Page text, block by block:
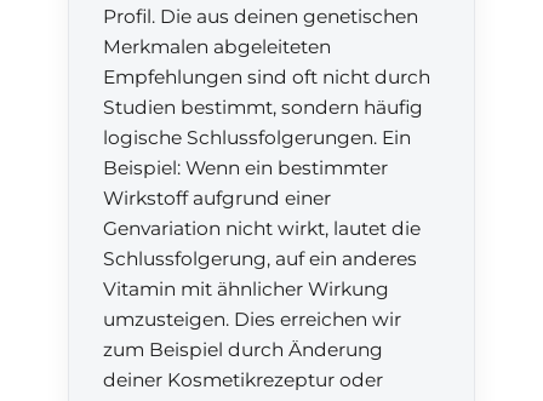
Profil. Die aus deinen genetischen
Merkmalen abgeleiteten
Empfehlungen sind oft nicht durch
Studien bestimmt, sondern häufig
logische Schlussfolgerungen. Ein
Beispiel: Wenn ein bestimmter
Wirkstoff aufgrund einer
Genvariation nicht wirkt, lautet die
Schlussfolgerung, auf ein anderes
Vitamin mit ähnlicher Wirkung
umzusteigen. Dies erreichen wir
zum Beispiel durch Änderung
deiner Kosmetikrezeptur oder